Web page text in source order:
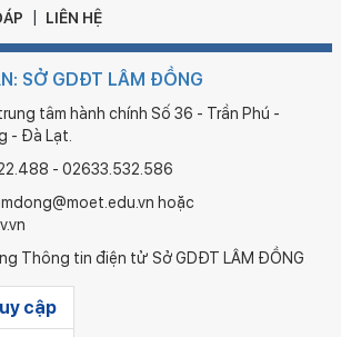
LIÊN HỆ
SỞ GDĐT LÂM ĐỒNG
tâm hành chính Số 36 - Trần Phú -
- Đà Lạt.
- 02633.532.586
hoặc
Thông tin điện tử Sở GDĐT LÂM ĐỒNG
cập